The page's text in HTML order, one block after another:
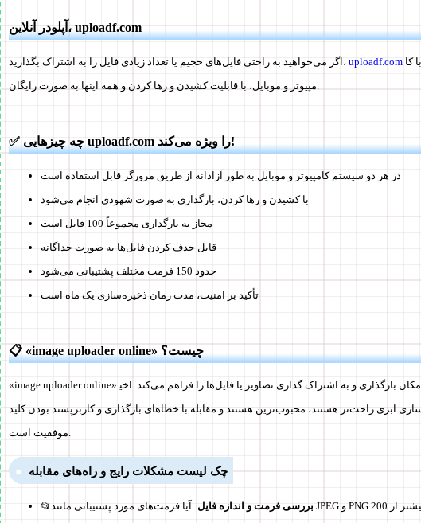
آپلودر آنلاین، uploadf.com
اگر می‌خواهید به راحتی فایل‌های حجیم یا تعداد زیادی فایل را به اشتراک بگذارید، uploadf.com
مپیوتر و موبایل، با قابلیت کشیدن و رها کردن و همه اینها به صورت رایگان.
✅ چه چیزهایی uploadf.com را ویژه می‌کند!
در هر دو سیستم کامپیوتر و موبایل به طور آزادانه از طریق مرورگر قابل استفاده است
با کشیدن و رها کردن، بارگذاری به صورت شهودی انجام می‌شود
مجاز به بارگذاری مجموعاً 100 فایل است
قابل حذف کردن فایل‌ها به صورت جداگانه
حدود 150 فرمت مختلف پشتیبانی می‌شود
تأکید بر امنیت، مدت زمان ذخیره‌سازی یک ماه است
📋 «image uploader online» چیست؟
«image uploader online» ابزاری است که به صورت آنلاین امکان بارگذاری و به اشتراک گذاری تصاویر یا فایل‌ها را فراهم می‌کند. اخی
ابری راحت‌تر هستند، محبوب‌ترین هستند و مقابله با خطاهای بارگذاری و کاربرپسند بودن کلید
موفقیت است.
چک لیست مشکلات رایج و راه‌های مقابله
📂 بررسی فرمت و اندازه فایل: آیا فرمت‌های مورد پشتیبانی مانند JPEG و PNG است و آیا بیشتر از 200MB است، را بررسی